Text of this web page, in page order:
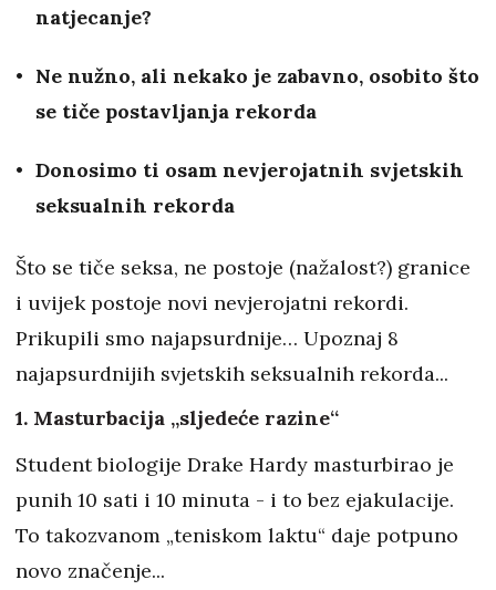
natjecanje?
Ne nužno, ali nekako je zabavno, osobito što
se tiče postavljanja rekorda
Donosimo ti osam nevjerojatnih svjetskih
seksualnih rekorda
Što se tiče seksa, ne postoje (nažalost?) granice
i uvijek postoje novi nevjerojatni rekordi.
Prikupili smo najapsurdnije… Upoznaj 8
najapsurdnijih svjetskih seksualnih rekorda...
1. Masturbacija „sljedeće razine“
Student biologije Drake Hardy masturbirao je
punih 10 sati i 10 minuta - i to bez ejakulacije.
To takozvanom „teniskom laktu“ daje potpuno
novo značenje...